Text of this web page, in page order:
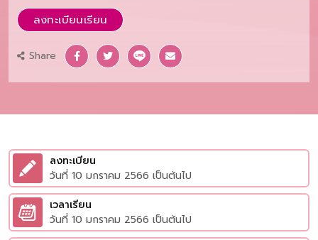
ลงทะเบียนเรียน
Share
ลงทะเบียน
วันที่ 10 มกราคม 2566 เป็นต้นไป
เวลาเรียน
วันที่ 10 มกราคม 2566 เป็นต้นไป